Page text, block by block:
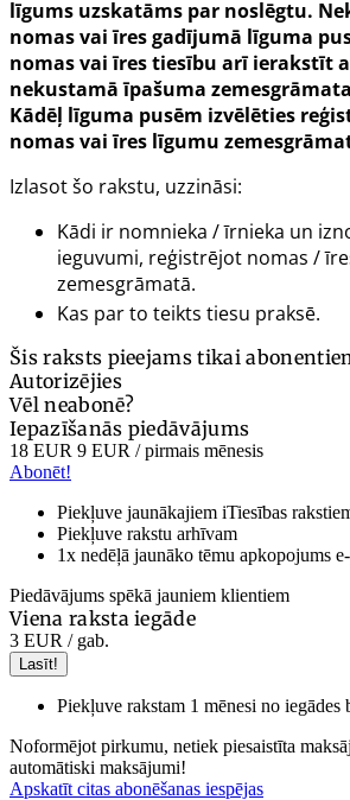
līgums uzskatāms par noslēgtu.
nomas vai īres gadījumā līguma
nomas vai īres tiesību arī ierakstīt
nekustamā īpašuma
Kādēļ līguma pusēm izvēlēties
nomas vai īres līgumu
Izlasot šo rakstu, uzzināsi:
Kādi ir nomnieka / īrnieka un
ieguvumi, reģistrējot nomas /
zemesgrāmatā.
Kas par to teikts tiesu praksē.
Šis raksts pieejams tikai
Autorizējies
Vēl neabonē?
Iepazīšanās piedāvājums
18 EUR 9 EUR / pirmais mēnesis
Abonēt!
Piekļuve jaunākajiem iTiesības
Piekļuve rakstu arhīvam
1x nedēļā jaunāko tēmu apkopojums
Piedāvājums spēkā jauniem klientiem
Viena raksta iegāde
3 EUR / gab.
Lasīt!
Piekļuve rakstam 1 mēnesi no iegādes
Noformējot pirkumu, netiek piesaistīta
automātiski maksājumi!
Apskatīt citas abonēšanas iespējas